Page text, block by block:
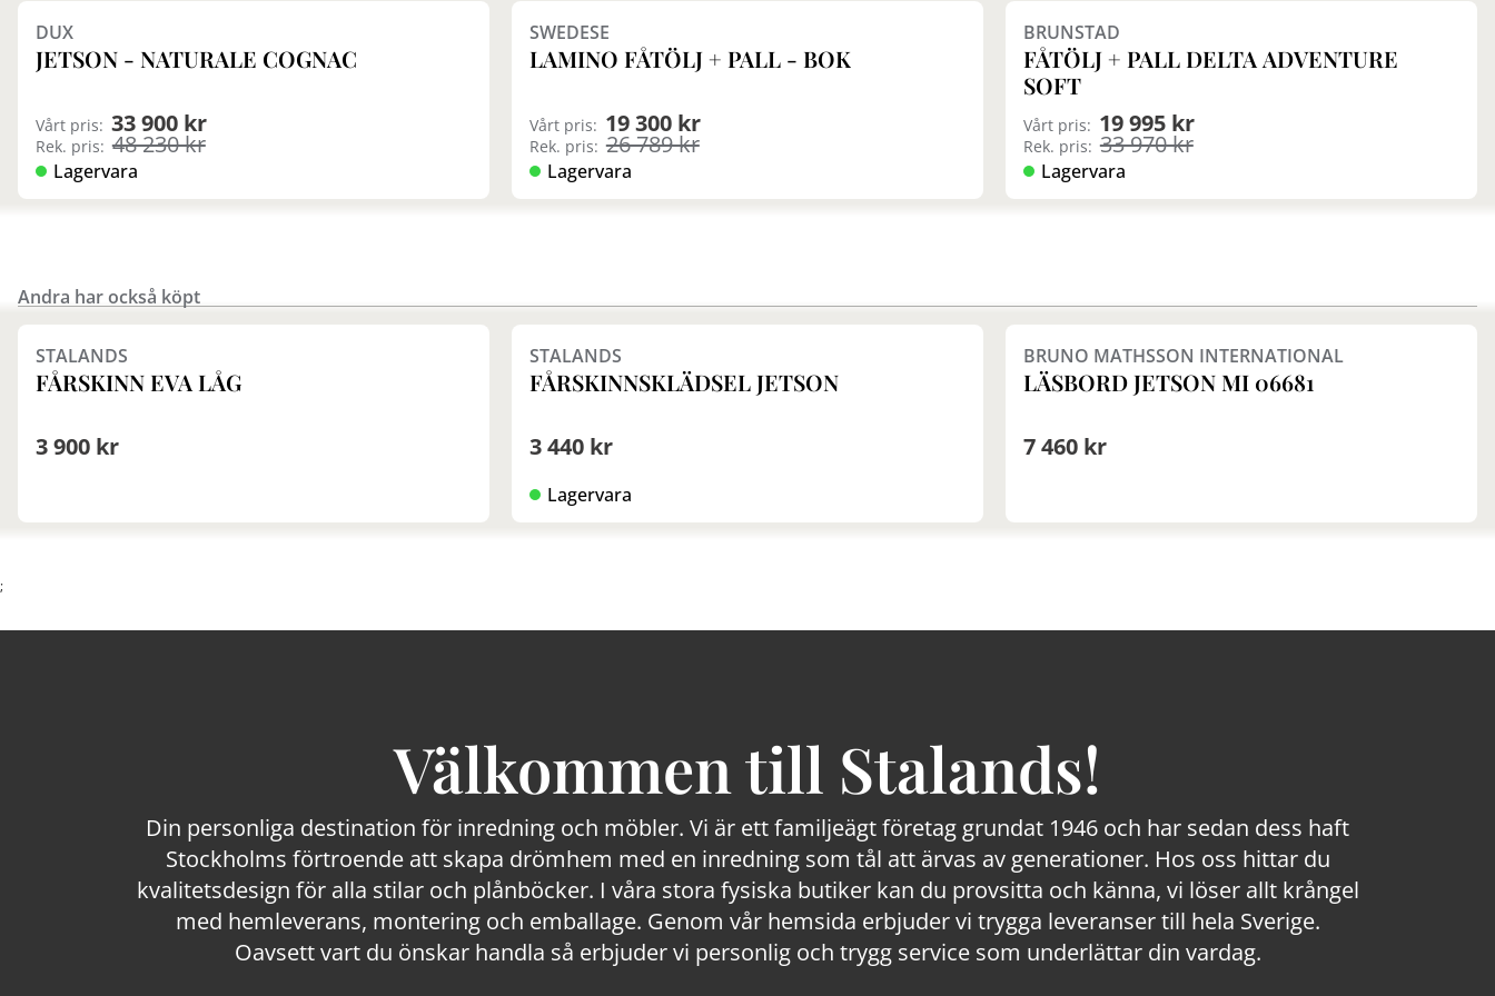
DUX
JETSON - NATURALE COGNAC
Vårt pris: 33 900 kr
Rek. pris: 48 230 kr
Lagervara
SWEDESE
LAMINO FÅTÖLJ + PALL - BOK
Vårt pris: 19 300 kr
Rek. pris: 26 789 kr
Lagervara
BRUNSTAD
FÅTÖLJ + PALL DELTA ADVENTURE
SOFT
Vårt pris: 19 995 kr
Rek. pris: 33 970 kr
Lagervara
Andra har också köpt Finns i fler val (6)
STALANDS
FÅRSKINN EVA LÅG
3 900 kr
Finns i fler val (3)
STALANDS
FÅRSKINNSKLÄDSEL JETSON
3 440 kr
Lagervara
BRUNO MATHSSON INTERNATIONAL
LÄSBORD JETSON MI 06681
7 460 kr
;
Välkommen till Stalands!
Din personliga destination för inredning och möbler. Vi är ett familjeägt företag grundat 1946 och har sedan dess haft
Stockholms förtroende att skapa drömhem med en inredning som tål att ärvas av generationer. Hos oss hittar du
kvalitetsdesign för alla stilar och plånböcker. I våra stora fysiska butiker kan du provsitta och känna, vi löser allt krångel
med hemleverans, montering och emballage. Genom vår hemsida erbjuder vi trygga leveranser till hela Sverige.
Oavsett vart du önskar handla så erbjuder vi personlig och trygg service som underlättar din vardag.